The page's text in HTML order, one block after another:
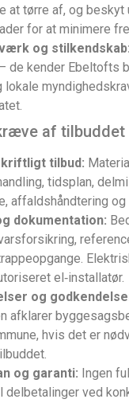
at tørre af, og beskyt
for at minimere
og stilkendskab:
de kender Ebeltofts
lokale
af
tilbud:
tidsplan,
affaldshåndtering og
dokumentation:
el‑installatør.
og
afklarer
hvis det er
og garanti: Ingen
delbetalinger ved